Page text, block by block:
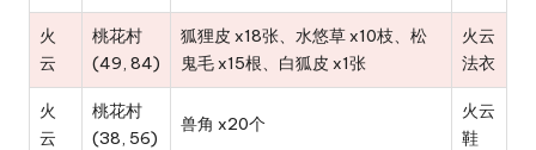
火
云
桃花村
(49, 84)
狐狸皮 x18张、水悠草 x10枝、松
鬼毛 x15根、白狐皮 x1张
火云
法衣
火
云
桃花村
(38, 56)
兽角 x20个
火云
鞋